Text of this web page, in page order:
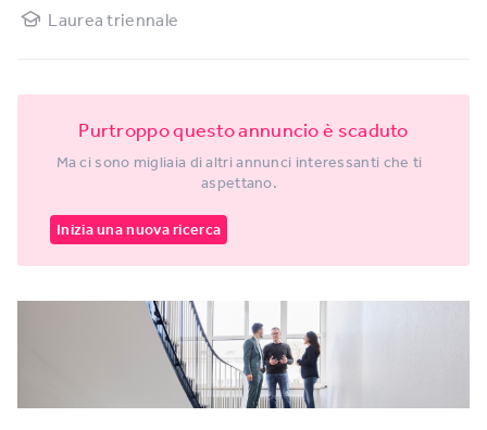
Laurea triennale
Purtroppo questo annuncio è scaduto
Ma ci sono migliaia di altri annunci interessanti che ti
aspettano.
Inizia una nuova ricerca